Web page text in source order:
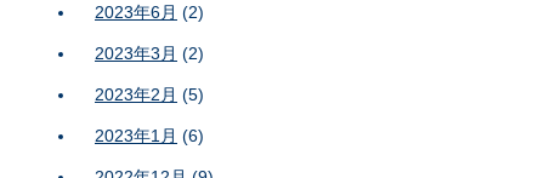
2023年6月 (2)
2023年3月 (2)
2023年2月 (5)
2023年1月 (6)